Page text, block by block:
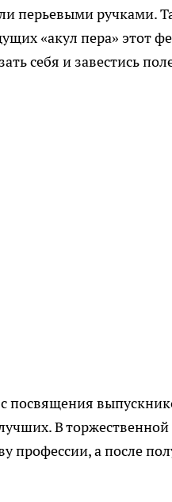
перьевыми ручками.
«акул пера» этот
себя и завестись
посвящения
В
профессии, а после